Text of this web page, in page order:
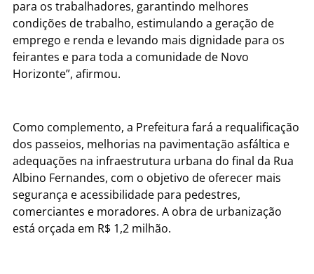
para os trabalhadores, garantindo melhores
condições de trabalho, estimulando a geração de
emprego e renda e levando mais dignidade para os
feirantes e para toda a comunidade de Novo
Horizonte”, afirmou.
Como complemento, a Prefeitura fará a requalificação
dos passeios, melhorias na pavimentação asfáltica e
adequações na infraestrutura urbana do final da Rua
Albino Fernandes, com o objetivo de oferecer mais
segurança e acessibilidade para pedestres,
comerciantes e moradores. A obra de urbanização
está orçada em R$ 1,2 milhão.